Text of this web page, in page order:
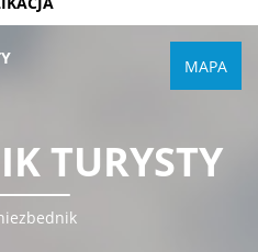
MAPA
TURYSTY